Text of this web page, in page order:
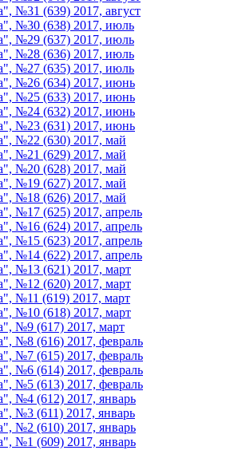
№31 (639) 2017, август
№30 (638) 2017, июль
№29 (637) 2017, июль
№28 (636) 2017, июль
№27 (635) 2017, июль
№26 (634) 2017, июнь
№25 (633) 2017, июнь
№24 (632) 2017, июнь
№23 (631) 2017, июнь
№22 (630) 2017, май
№21 (629) 2017, май
№20 (628) 2017, май
№19 (627) 2017, май
№18 (626) 2017, май
№17 (625) 2017, апрель
№16 (624) 2017, апрель
№15 (623) 2017, апрель
№14 (622) 2017, апрель
№13 (621) 2017, март
№12 (620) 2017, март
№11 (619) 2017, март
№10 (618) 2017, март
№9 (617) 2017, март
№8 (616) 2017, февраль
№7 (615) 2017, февраль
№6 (614) 2017, февраль
№5 (613) 2017, февраль
№4 (612) 2017, январь
№3 (611) 2017, январь
№2 (610) 2017, январь
№1 (609) 2017, январь